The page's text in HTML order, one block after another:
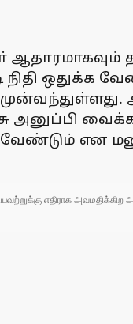
ஆதாரமாகவும்
நிதி ஒதுக்க
அனுப்பி
வேண்டும் என
எதிராக